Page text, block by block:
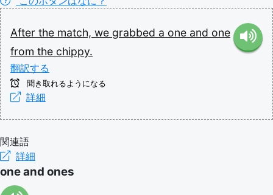
After the match, we grabbed a one and one
from the chippy.
翻訳する
聞き取れるようになる
詳細
関連語
詳細
one and ones